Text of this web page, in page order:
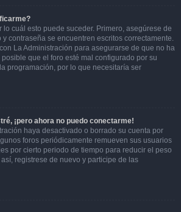
lo cuál esto puede suceder. Primero, asegúrese de
contraseña se encuentren escritos correctamente.
La Administración para asegurarse de que no ha
que el foro esté mal configurado por su
programación, por lo que necesitaría ser
¡pero ahora no puedo conectarme!
haya desactivado o borrado su cuenta por
foros periódicamente remueven sus usuarios
por cierto periodo de tiempo para reducir el peso
registrese de nuevo y participe de las